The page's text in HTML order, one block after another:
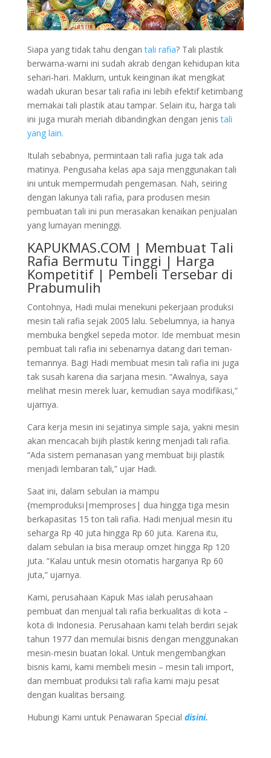
Siapa yang tidak tahu dengantali rafia? Tali plastik
berwarna-warni ini sudah akrab dengan kehidupan kita
sehari-hari. Maklum, untuk keinginan ikat mengikat
wadah ukuran besar tali rafia ini lebih efektif ketimbang
memakai tali plastik atau tampar. Selain itu, harga tali
ini juga murah meriah dibandingkan dengan jenistali
yang lain.
Itulah sebabnya, permintaan tali rafia juga tak ada
matinya. Pengusaha kelas apa saja menggunakan tali
ini untuk mempermudah pengemasan. Nah, seiring
dengan lakunya tali rafia, para produsen mesin
pembuatan tali ini pun merasakan kenaikan penjualan
yang lumayan meninggi.
KAPUKMAS.COM | Membuat Tali
Rafia Bermutu Tinggi | Harga
Kompetitif | Pembeli Tersebar di
Prabumulih
Contohnya, Hadi mulai menekuni pekerjaan produksi
mesin tali rafia sejak 2005 lalu. Sebelumnya, ia hanya
membuka bengkel sepeda motor. Ide membuat mesin
pembuat tali rafia ini sebenarnya datang dari teman-
temannya. Bagi Hadi membuat mesin tali rafia ini juga
tak susah karena dia sarjana mesin. “Awalnya, saya
melihat mesin merek luar, kemudian saya modifikasi,”
ujarnya.
Cara kerja mesin ini sejatinya simple saja, yakni mesin
akan mencacah bijih plastik kering menjadi tali rafia.
“Ada sistem pemanasan yang membuat biji plastik
menjadi lembaran tali,” ujar Hadi.
Saat ini, dalam sebulan ia mampu
{memproduksi|memproses| dua hingga tiga mesin
berkapasitas 15 ton tali rafia. Hadi menjual mesin itu
seharga Rp 40 juta hingga Rp 60 juta. Karena itu,
dalam sebulan ia bisa meraup omzet hingga Rp 120
juta. “Kalau untuk mesin otomatis harganya Rp 60
juta,” ujarnya.
Kami, perusahaan Kapuk Mas ialah perusahaan
pembuat dan menjual tali rafia berkualitas di kota –
kota di Indonesia. Perusahaan kami telah berdiri sejak
tahun 1977 dan memulai bisnis dengan menggunakan
mesin-mesin buatan lokal. Untuk mengembangkan
bisnis kami, kami membeli mesin – mesin tali import,
dan membuat produksi tali rafia kami maju pesat
dengan kualitas bersaing.
Hubungi Kami untuk Penawaran Special disini.